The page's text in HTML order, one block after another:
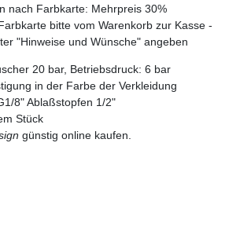
nach Farbkarte: Mehrpreis 30%
bitte vom Warenkorb zur Kasse -
"Hinweise und Wünsche" angeben
20 bar, Betriebsdruck: 6 bar
in der Farbe der Verkleidung
8" Ablaßstopfen 1/2"
Stück
günstig online kaufen.